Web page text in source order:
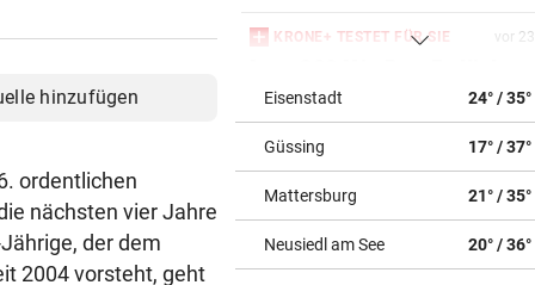
hinzufügen
ordentlichen
nächsten vier Jahre
der dem
2004 vorsteht, geht
KRONE+ TESTET FÜR SIE vor
Ton am Handy?
CHIPS, KI UND ROBOTER vor
Diese China-Durchbrüche
machen Washington nervös
vor
Eisenstadt 24° / 35°
Güssing 17° / 37°
Mattersburg 21° / 35°
Neusiedl am See 20° / 36°